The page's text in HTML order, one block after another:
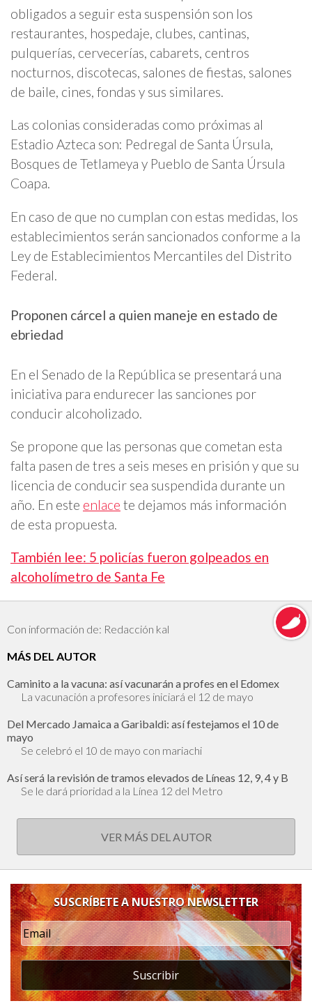
obligados a seguir esta suspensión son los
restaurantes, hospedaje, clubes, cantinas,
pulquerías, cervecerías, cabarets, centros
nocturnos, discotecas, salones de fiestas, salones
de baile, cines, fondas y sus similares.
Las colonias consideradas como próximas al
Estadio Azteca son: Pedregal de Santa Úrsula,
Bosques de Tetlameya y Pueblo de Santa Úrsula
Coapa.
En caso de que no cumplan con estas medidas, los
establecimientos serán sancionados conforme a la
Ley de Establecimientos Mercantiles del Distrito
Federal.
Proponen cárcel a quien maneje en estado de
ebriedad
En el Senado de la República se presentará una
iniciativa para endurecer las sanciones por
conducir alcoholizado.
Se propone que las personas que cometan esta
falta pasen de tres a seis meses en prisión y que su
licencia de conducir sea suspendida durante un
año. En este enlace te dejamos más información
de esta propuesta.
También lee: 5 policías fueron golpeados en
alcoholímetro de Santa Fe
Con información de: Redacción kal
MÁS DEL AUTOR
Caminito a la vacuna: así vacunarán a profes en el Edomex
La vacunación a profesores iniciará el 12 de mayo
Del Mercado Jamaica a Garibaldi: así festejamos el 10 de
mayo
Se celebró el 10 de mayo con mariachi
Así será la revisión de tramos elevados de Líneas 12, 9, 4 y B
Se le dará prioridad a la Línea 12 del Metro
VER MÁS DEL AUTOR
SUSCRÍBETE A NUESTRO NEWSLETTER
Suscribir